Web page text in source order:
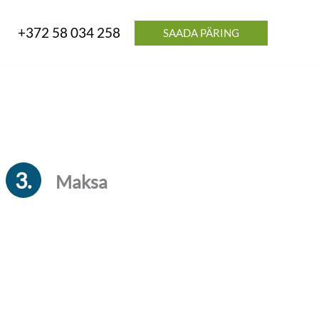
+372 58 034 258 SAADA PÄRING
3. Maksa